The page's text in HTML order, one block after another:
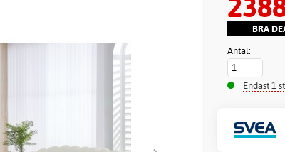
BRA
Antal:
Endast 1